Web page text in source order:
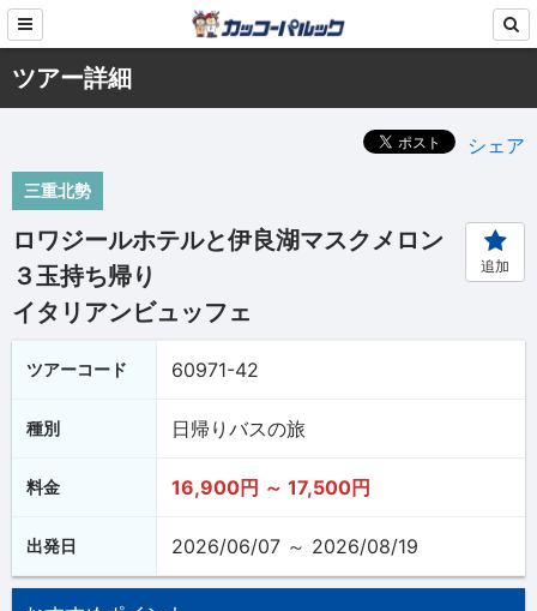
ツアー詳細
シェア
三重北勢
ロワジールホテルと伊良湖マスクメロン
３玉持ち帰り
イタリアンビュッフェ
追加
ツアーコード 60971-42
種別 日帰りバスの旅
料金 16,900円 ～ 17,500円
出発日 2026/06/07 ～ 2026/08/19